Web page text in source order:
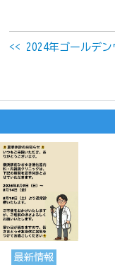
<< 2024年ゴールデン
最新情報